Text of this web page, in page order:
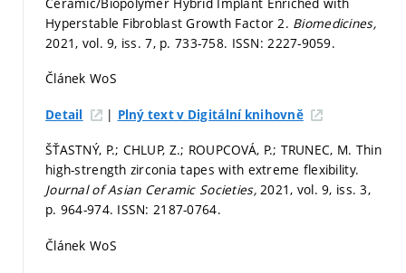
Hyperstable Fibroblast Growth Factor 2. Biomedicines,
2021, vol. 9, iss. 7, p. 733-758. ISSN: 2227-9059.
Článek WoS
Detail | Plný text v Digitální knihovně
ŠŤASTNÝ, P.; CHLUP, Z.; ROUPCOVÁ, P.; TRUNEC, M. Thin
high-strength zirconia tapes with extreme flexibility.
Journal of Asian Ceramic Societies,2021, vol. 9, iss. 3,
p. 964-974. ISSN: 2187-0764.
Článek WoS